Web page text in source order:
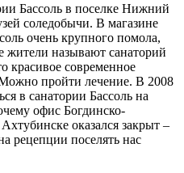
Бассоль в поселке Нижний
соледобычи. В магазине
очень крупного помола,
называют санаторий
красивое современное
пройти лечение. В 2008
в санатории Бассоль на
офис Богдинско-
оказался закрыт –
рецепции поселять нас